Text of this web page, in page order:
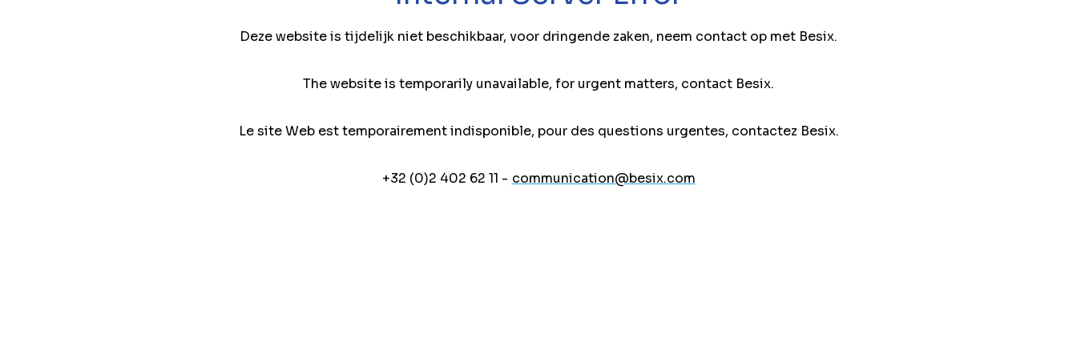
Deze website is tijdelijk niet beschikbaar, voor dringende zaken, neem contact op met Besix.
The website is temporarily unavailable, for urgent matters, contact Besix.
Le site Web est temporairement indisponible, pour des questions urgentes, contactez Besix.
+32 (0)2 402 62 11 - communication@besix.com